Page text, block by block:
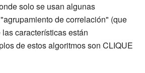
solo se usan algunas
de correlación" (que
características están
de estos algoritmos son CLIQUE